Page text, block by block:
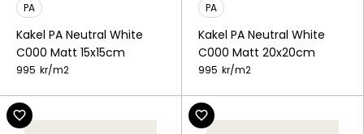
PA
Kakel PA Neutral White
C000 Matt 15x15cm
995 kr/m2
PA
Kakel PA Neutral White
C000 Matt 20x20cm
995 kr/m2